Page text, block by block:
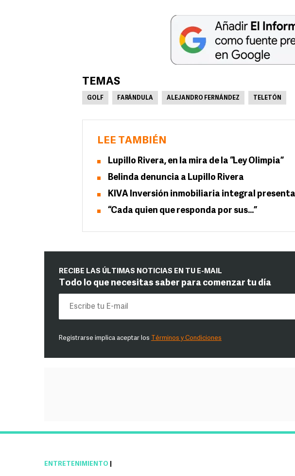
TEMAS
GOLF FARÁNDULA ALEJANDRO FERNÁNDEZ TELETÓN
LEE TAMBIÉN
Lupillo Rivera, en la mira de la “Ley Olimpia”
Belinda denuncia a Lupillo Rivera
KIVA Inversión inmobiliaria integral
“Cada quien que responda por sus…”
RECIBE LAS ÚLTIMAS NOTICIAS EN TU E-MAIL
Todo lo que necesitas saber para comenzar tu día
Registrarse implica aceptar los Términos y Condiciones
ENTRETENIMIENTO